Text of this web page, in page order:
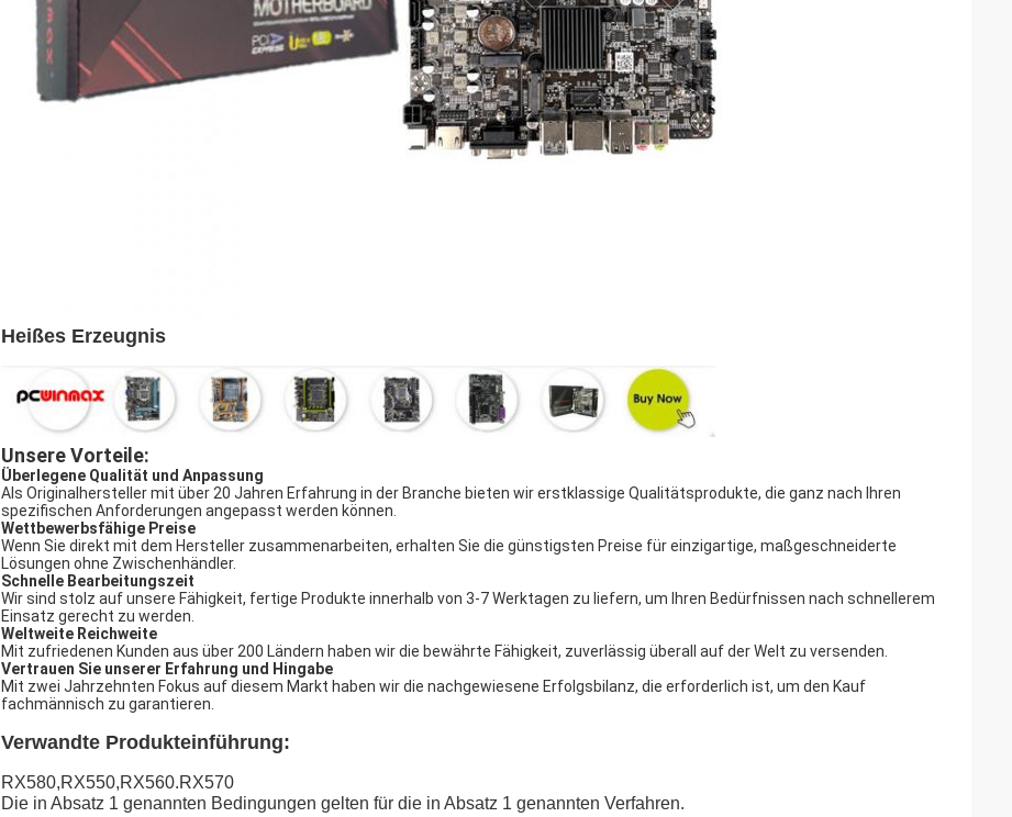
Heißes Erzeugnis
Unsere Vorteile:
Überlegene Qualität und Anpassung
Als Originalhersteller mit über 20 Jahren Erfahrung in der Branche bieten wir erstklassige Qualitätsprodukte, die ganz nach Ihren
spezifischen Anforderungen angepasst werden können.
Wettbewerbsfähige Preise
Wenn Sie direkt mit dem Hersteller zusammenarbeiten, erhalten Sie die günstigsten Preise für einzigartige, maßgeschneiderte
Lösungen ohne Zwischenhändler.
Schnelle Bearbeitungszeit
Wir sind stolz auf unsere Fähigkeit, fertige Produkte innerhalb von 3-7 Werktagen zu liefern, um Ihren Bedürfnissen nach schnellerem
Einsatz gerecht zu werden.
Weltweite Reichweite
Mit zufriedenen Kunden aus über 200 Ländern haben wir die bewährte Fähigkeit, zuverlässig überall auf der Welt zu versenden.
Vertrauen Sie unserer Erfahrung und Hingabe
Mit zwei Jahrzehnten Fokus auf diesem Markt haben wir die nachgewiesene Erfolgsbilanz, die erforderlich ist, um den Kauf
fachmännisch zu garantieren.
Verwandte Produkteinführung:
RX580,RX550,RX560.RX570
Die in Absatz 1 genannten Bedingungen gelten für die in Absatz 1 genannten Verfahren.